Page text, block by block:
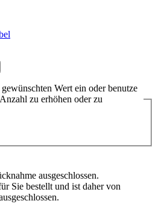
Wert ein oder benutze
zu erhöhen oder zu
ausgeschlossen.
Sie bestellt und ist daher von